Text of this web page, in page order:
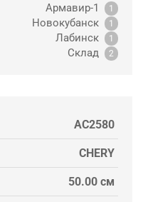
Армавир-1 1
Новокубанск 1
Лабинск 1
Склад 2
AC2580
CHERY
50.00 см